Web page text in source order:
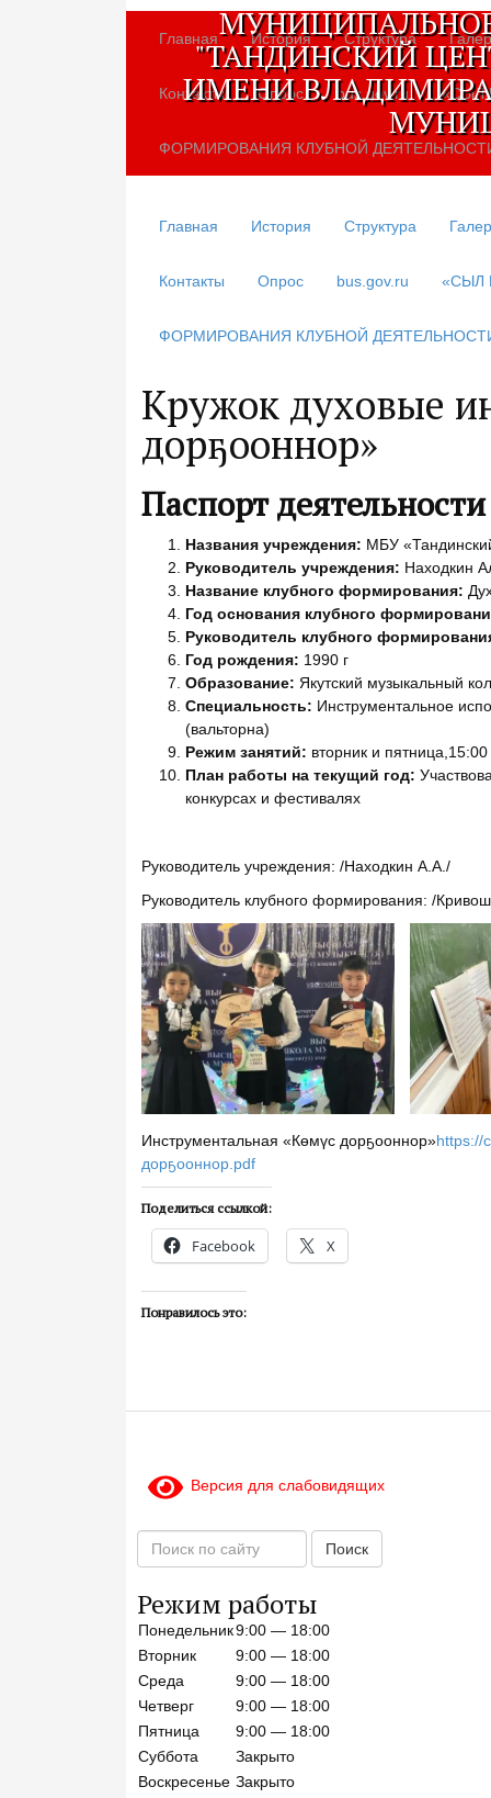
Главная История Структура
Контакты Опрос bus.gov.ru «СЫЛ
ФОРМИРОВАНИЯ КЛУБНОЙ
"ТАНДИНСКИЙ
ИМЕНИ
Главная История Структура
Контакты Опрос bus.gov.ru «СЫЛ
ФОРМИРОВАНИЯ КЛУБНОЙ
Кружок духовые
дорҕооннор»
Паспорт
Названия учреждения: МБУ
Руководитель учреждения: Находкин
Название клубного формирования:
Год основания клубного
Руководитель клубного
Год рождения: 1990 г
Образование: Якутский музыкальный
Специальность: Инструментальное
(вальторна)
Режим занятий: вторник и пятница,15:00
План работы на текущий год:
конкурсах и фестивалях
Руководитель учреждения: /Находкин А.А./
Руководитель клубного формирования: /
Инструментальная «Көмүс дорҕооннор»https://
дорҕооннор.pdf
Поделиться ссылкой:
Facebook X
Понравилось это:
Версия для слабовидящих
о
с
к
п
о
с
а
й
Поиск
Режим работы
Понедельник9:00 — 18:00
Вторник
9:00 — 18:00
Среда
9:00 — 18:00
Четверг
9:00 — 18:00
Пятница
9:00 — 18:00
Суббота
Закрыто
Воскресенье Закрыто